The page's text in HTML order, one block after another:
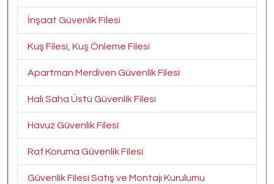
İnşaat Güvenlik Filesi
Kuş Filesi, Kuş Önleme Filesi
Apartman Merdiven Güvenlik Filesi
Halı Saha Üstü Güvenlik Filesi
Havuz Güvenlik Filesi
Raf Koruma Güvenlik Filesi
Güvenlik Filesi Satış ve Montajı Kurulumu